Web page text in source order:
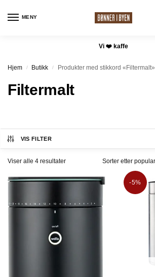
MENY
Vi ❤️ kaffe
Hjem / Butikk / Produkter med stikkord «Filtermalt»
Filtermalt
VIS FILTER
Viser alle 4 resultater
-5%